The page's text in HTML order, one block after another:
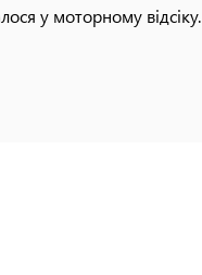
у моторному відсіку.